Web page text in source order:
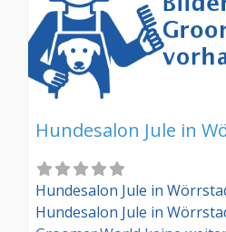
Hundesalon Jule in
Hundesalon Jule in
Hundesalon Jule in